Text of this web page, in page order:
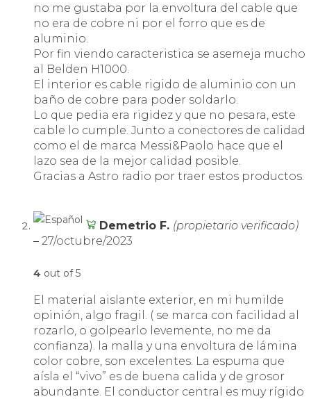
no me gustaba por la envoltura del cable que
no era de cobre ni por el forro que es de
aluminio.
Por fin viendo caracteristica se asemeja mucho
al Belden H1000.
El interior es cable rigido de aluminio con un
baño de cobre para poder soldarlo.
Lo que pedia era rigidez y que no pesara, este
cable lo cumple. Junto a conectores de calidad
como el de marca Messi&Paolo hace que el
lazo sea de la mejor calidad posible.
Gracias a Astro radio por traer estos productos.
Demetrio F. (propietario verificado)
– 27/octubre/2023
4 out of 5
El material aislante exterior, en mi humilde
opinión, algo fragil. ( se marca con facilidad al
rozarlo, o golpearlo levemente, no me da
confianza). la malla y una envoltura de lámina
color cobre, son excelentes. La espuma que
aísla el “vivo” es de buena calida y de grosor
abundante. El conductor central es muy rígido